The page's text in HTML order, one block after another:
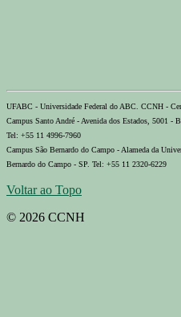
UFABC - Universidade Federal do ABC. CCNH -
Campus Santo André - Avenida dos Estados, 5001 -
Tel: +55 11 4996-7960
Campus São Bernardo do Campo - Alameda da
Bernardo do Campo - SP. Tel: +55 11 2320-6229
Voltar ao Topo
© 2026 CCNH